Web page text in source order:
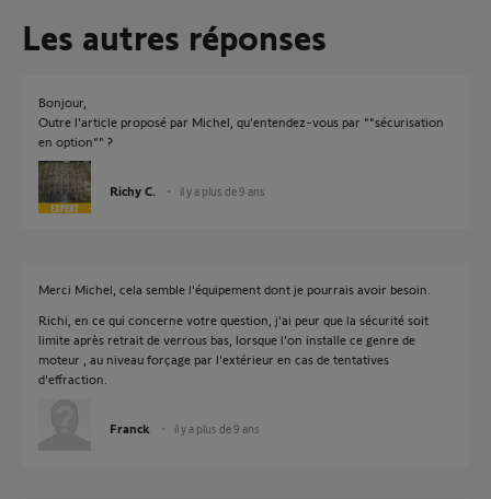
Les autres réponses
Bonjour,
Outre l'article proposé par Michel, qu'entendez-vous par ""sécurisation
en option"" ?
Richy C. il y a plus de 9 ans
Merci Michel, cela semble l'équipement dont je pourrais avoir besoin.
Richi, en ce qui concerne​ votre question, j'ai peur que la sécurité soit
limite après​ retrait de verrous bas, lorsque l'on installe ce genre de
moteur , au niveau forçage par l'extérieur en cas de tentatives
d'effraction.
Franck il y a plus de 9 ans